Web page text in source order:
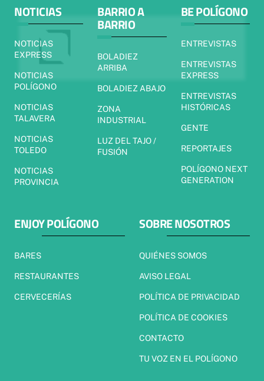
NOTICIAS
NOTICIAS
EXPRESS
NOTICIAS
POLÍGONO
NOTICIAS
TALAVERA
NOTICIAS
TOLEDO
NOTICIAS
PROVINCIA
BARRIO A
BARRIO
BOLADIEZ
ARRIBA
BOLADIEZ ABAJO
ZONA
INDUSTRIAL
LUZ DEL TAJO /
FUSIÓN
BE POLÍGONO
ENTREVISTAS
ENTREVISTAS
EXPRESS
ENTREVISTAS
HISTÓRICAS
GENTE
REPORTAJES
POLÍGONO NEXT
GENERATION
ENJOY POLÍGONO
BARES
RESTAURANTES
CERVECERÍAS
SOBRE NOSOTROS
QUIÉNES SOMOS
AVISO LEGAL
POLÍTICA DE PRIVACIDAD
POLÍTICA DE COOKIES
CONTACTO
TU VOZ EN EL POLÍGONO